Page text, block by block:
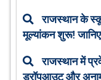
राजस्थान के
मूल्यांकन शुरू!
राजस्थान में
ड्रॉपआउट और